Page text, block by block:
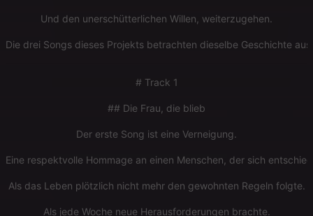
Und den unerschütterlichen Willen, weiterzugehen.
Die drei Songs dieses Projekts betrachten dieselbe Geschichte
# Track 1
## Die Frau, die blieb
Der erste Song ist eine Verneigung.
Eine respektvolle Hommage an einen Menschen, der sich
Als das Leben plötzlich nicht mehr den gewohnten Regeln folgte.
Als jede Woche neue Herausforderungen brachte.